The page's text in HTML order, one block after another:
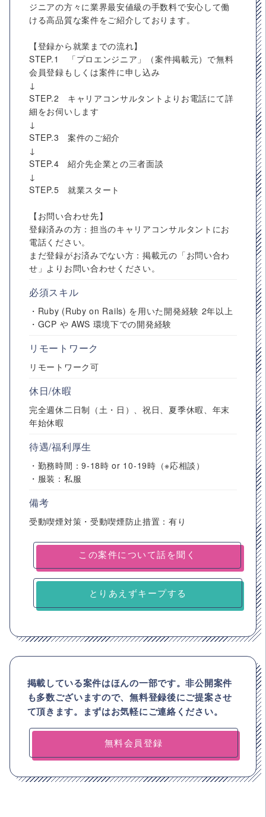
ジニアの方々に業界最安値級の手数料で安心して働
ける高品質な案件をご紹介しております。
【登録から就業までの流れ】
STEP.1 「プロエンジニア」（案件掲載元）で無料
会員登録もしくは案件に申し込み
↓
STEP.2 キャリアコンサルタントよりお電話にて詳
細をお伺いします
↓
STEP.3 案件のご紹介
↓
STEP.4 紹介先企業との三者面談
↓
STEP.5 就業スタート
【お問い合わせ先】
登録済みの方：担当のキャリアコンサルタントにお
電話ください。
まだ登録がお済みでない方：掲載元の「お問い合わ
せ」よりお問い合わせください。
必須スキル
・Ruby (Ruby on Rails) を用いた開発経験 2年以上
・GCP や AWS 環境下での開発経験
リモートワーク
リモートワーク可
休日/休暇
完全週休二日制（土・日）、祝日、夏季休暇、年末
年始休暇
待遇/福利厚生
・勤務時間：9-18時 or 10-19時（※応相談）
・服装：私服
備考
受動喫煙対策・受動喫煙防止措置：有り
とりあえずキープする
掲載している案件はほんの一部です。非公開案件
も多数ございますので、無料登録後にご提案させ
て頂きます。まずはお気軽にご連絡ください。
無料会員登録